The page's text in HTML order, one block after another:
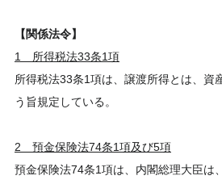
【関係法令】
1 所得税法33条1項
所得税法33条1項は、譲渡所得とは、資
う旨規定している。
2 預金保険法74条1項及び5項
預金保険法74条1項は、内閣総理大臣は